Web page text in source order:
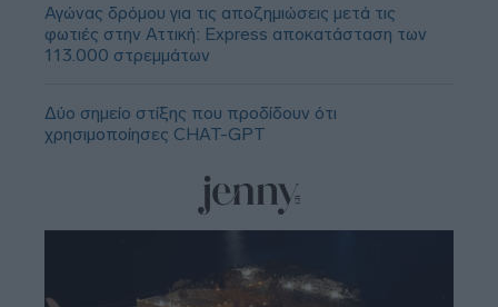
Αγώνας δρόμου για τις αποζημιώσεις μετά τις
φωτιές στην Αττική: Express αποκατάσταση των
113.000 στρεμμάτων
Δύο σημείο στίξης που προδίδουν ότι
χρησιμοποίησες CHAT-GPT